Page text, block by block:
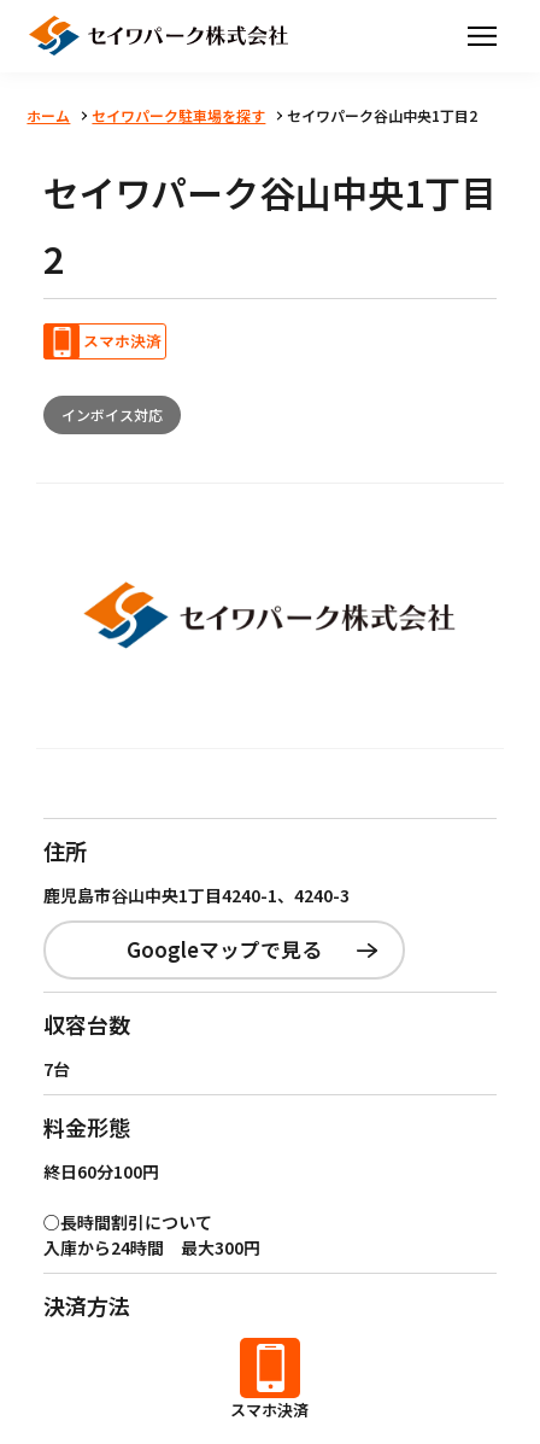
ホーム セイワパーク駐車場を探す セイワパーク谷山中央1丁目2
セイワパーク谷山中央1丁目
2
インボイス対応
住所
鹿児島市谷山中央1丁目4240-1、4240-3
Googleマップで見る
収容台数
7台
料金形態
終日60分100円
○長時間割引について
入庫から24時間 最大300円
決済方法
スマホ決済